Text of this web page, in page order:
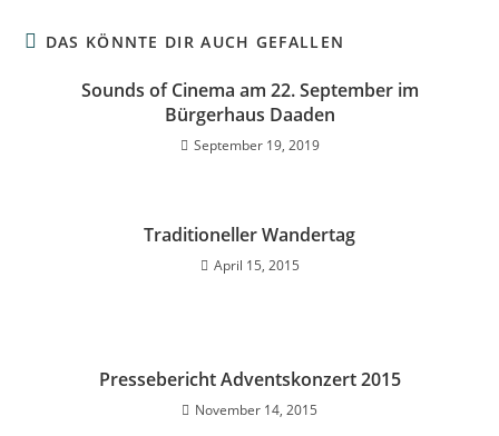
DAS KÖNNTE DIR AUCH GEFALLEN
Sounds of Cinema am 22. September im
Bürgerhaus Daaden
September 19, 2019
Traditioneller Wandertag
April 15, 2015
Pressebericht Adventskonzert 2015
November 14, 2015